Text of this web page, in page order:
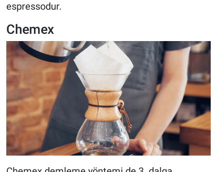
espressodur.
Chemex